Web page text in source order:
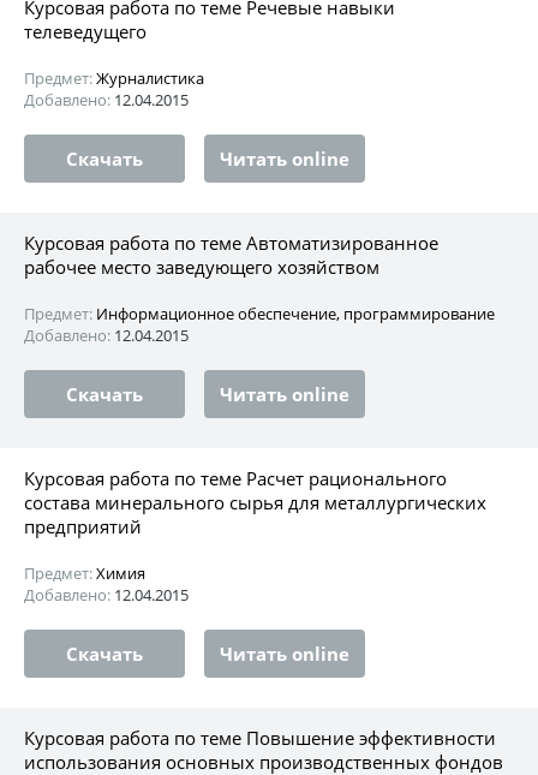
Курсовая работа по теме Речевые навыки
телеведущего
Предмет:Журналистика
Добавлено: 12.04.2015
Скачать Читать online
Курсовая работа по теме Автоматизированное
рабочее место заведующего хозяйством
Предмет: Информационное обеспечение, программирование
Добавлено: 12.04.2015
Скачать Читать online
Курсовая работа по теме Расчет рационального
состава минерального сырья для металлургических
предприятий
Предмет:Химия
Добавлено: 12.04.2015
Скачать Читать online
Курсовая работа по теме Повышение эффективности
использования основных производственных фондов